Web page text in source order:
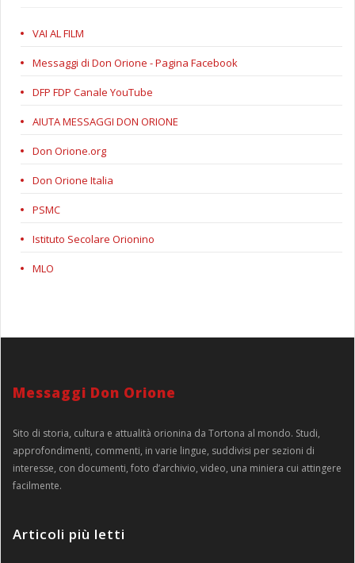
VAI AL FILM
Messaggi di Don Orione - Pagina Facebook
DFP FDP Canale YouTube
AIUTA MESSAGGI DON ORIONE
Don Orione.org
Don Orione Italia
PSMC
Istituto Secolare Orionino
MLO
Messaggi Don Orione
Sito di storia, cultura e attualità orionina da Tortona al mondo. Studi,
approfondimenti, commenti, in varie lingue, suddivisi per sezioni di
interesse, con documenti, foto d’archivio, video, una miniera cui attingere
facilmente.
Articoli più letti